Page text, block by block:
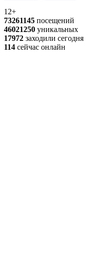
12+
73261145 посещений
46021250 уникальных
17972 заходили сегодня
114 сейчас онлайн